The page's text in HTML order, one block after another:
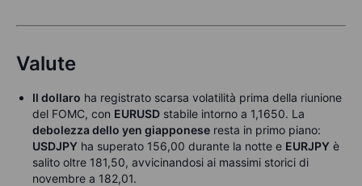
Valute
Il dollaro ha registrato scarsa volatilità prima della riunione
del FOMC, con EURUSD stabile intorno a 1,1650. La
debolezza dello yen giapponese resta in primo piano:
USDJPY ha superato 156,00 durante la notte e EURJPY è
salito oltre 181,50, avvicinandosi ai massimi storici di
novembre a 182,01.